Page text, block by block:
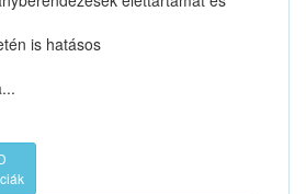
is hatásos